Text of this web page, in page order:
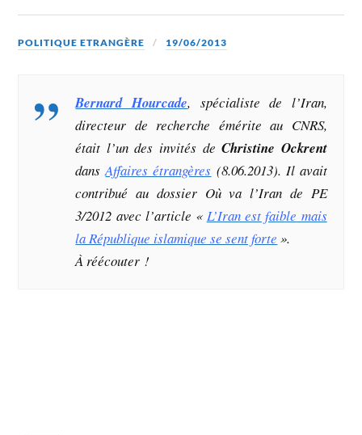
POLITIQUE ETRANGÈRE 19/06/2013
Bernard Hourcade, spécialiste de l’Iran,
directeur de recherche émérite au CNRS,
était l’un des invités deChristine Ockrent
dansAffaires étrangères (8.06.2013). Il avait
contribué au dossier Où va l’Iran de PE
3/2012 avec l’article « L’Iran est faible mais
la République islamique se sent forte ».
À réécouter !